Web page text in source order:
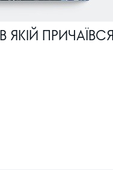
ЯКІЙ ПРИЧАЇВСЯ